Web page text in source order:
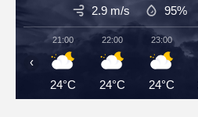
2.9 m/s 95%
21:00
24°C
22:00
24°C
23:00
24°C
‹